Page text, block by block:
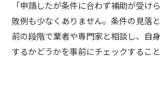
「申請したが条件に合わず補助が受け
敗例も少なくありません。条件の見落
前の段階で業者や専門家と相談し、自
するかどうかを事前にチェックすること